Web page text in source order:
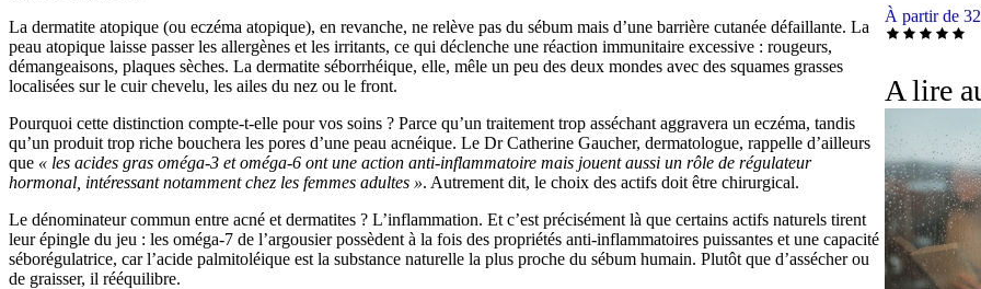
La dermatite atopique (ou eczéma atopique), en revanche, ne relève pas du sébum mais d’une barrière cutanée défaillante. La
peau atopique laisse passer les allergènes et les irritants, ce qui déclenche une réaction immunitaire excessive : rougeurs,
démangeaisons, plaques sèches. La dermatite séborrhéique, elle, mêle un peu des deux mondes avec des squames grasses
localisées sur le cuir chevelu, les ailes du nez ou le front.
Pourquoi cette distinction compte-t-elle pour vos soins ? Parce qu’un traitement trop asséchant aggravera un eczéma, tandis
qu’un produit trop riche bouchera les pores d’une peau acnéique. Le Dr Catherine Gaucher, dermatologue, rappelle d’ailleurs
que « les acides gras oméga-3 et oméga-6 ont une action anti-inflammatoire mais jouent aussi un rôle de régulateur
hormonal, intéressant notamment chez les femmes adultes ». Autrement dit, le choix des actifs doit être chirurgical.
Le dénominateur commun entre acné et dermatites ? L’inflammation. Et c’est précisément là que certains actifs naturels tirent
leur épingle du jeu : les oméga-7 de l’argousier possèdent à la fois des propriétés anti-inflammatoires puissantes et une capacité
séborégulatrice, car l’acide palmitoléique est la substance naturelle la plus proche du sébum humain. Plutôt que d’assécher ou
de graisser, il rééquilibre.
À partir de
A lire